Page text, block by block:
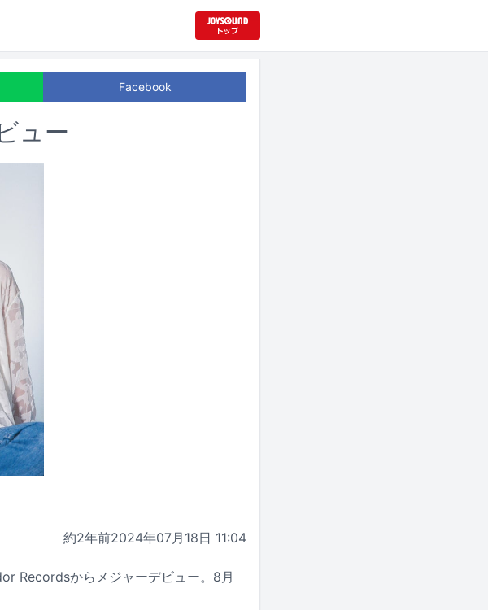
Facebook
ュー
約2年前2024年07月18日 11:04
Recordsからメジャーデビュー。8月